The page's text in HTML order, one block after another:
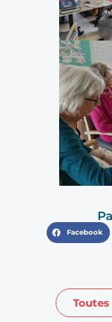
Facebook